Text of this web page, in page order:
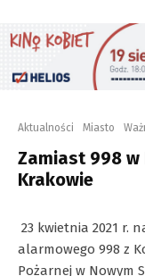
Aktualności Miasto
Zamiast 998 w
Krakowie
23 kwietnia 2021 r.
alarmowego 998 z
Pożarnej w Nowym